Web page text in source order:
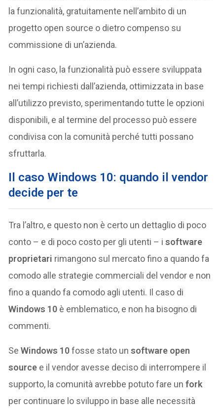
la funzionalità, gratuitamente nell’ambito di un
progetto open source o dietro compenso su
commissione di un’azienda.
In ogni caso, la funzionalità può essere sviluppata
nei tempi richiesti dall’azienda, ottimizzata in base
all’utilizzo previsto, sperimentando tutte le opzioni
disponibili, e al termine del processo può essere
condivisa con la comunità perché tutti possano
sfruttarla.
Il caso Windows 10: quando il vendor
decide per te
Tra l’altro, e questo non è certo un dettaglio di poco
conto – e di poco costo per gli utenti – isoftware
proprietari rimangono sul mercato fino a quando fa
comodo alle strategie commerciali del vendor e non
fino a quando fa comodo agli utenti. Il caso di
Windows 10 è emblematico, e non ha bisogno di
commenti.
SeWindows 10fosse stato unsoftware open
source e il vendor avesse deciso di interrompere il
supporto, la comunità avrebbe potuto fare unfork
per continuare lo sviluppo in base alle necessità